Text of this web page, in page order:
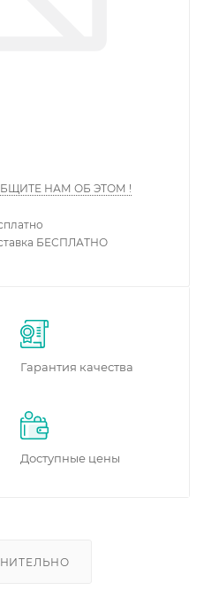
НАМ ОБ ЭТОМ !
БЕСПЛАТНО
Гарантия качества
Доступные цены